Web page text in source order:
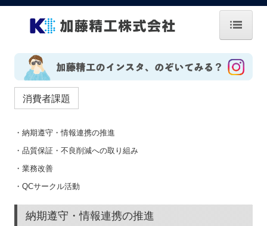
ホーム
お知らせ
会社案内
企業理念
拠点・グループ
お問い合せ
消費者課題
・納期遵守・情報連携の推進
・品質保証・不良削減への取り組み
・業務改善
・QCサークル活動
納期遵守・情報連携の推進